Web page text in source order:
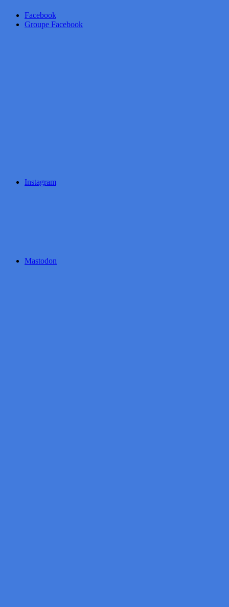
Facebook
Groupe Facebook
Instagram
Mastodon